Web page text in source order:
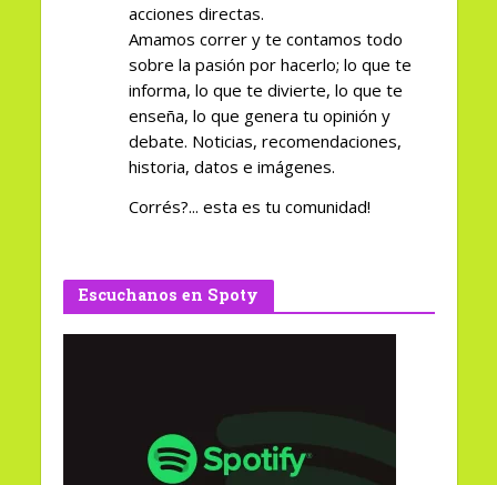
acciones directas.
Amamos correr y te contamos todo
sobre la pasión por hacerlo; lo que te
informa, lo que te divierte, lo que te
enseña, lo que genera tu opinión y
debate. Noticias, recomendaciones,
historia, datos e imágenes.
Corrés?... esta es tu comunidad!
Escuchanos en Spoty